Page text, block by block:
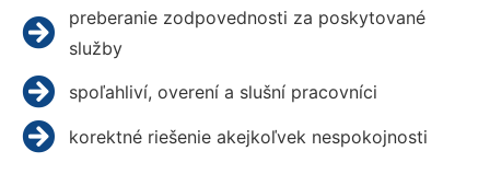
preberanie zodpovednosti za poskytované
služby
spoľahliví, overení a slušní pracovníci
korektné riešenie akejkoľvek nespokojnosti